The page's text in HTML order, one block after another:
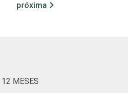
0,8
próxima
MESES